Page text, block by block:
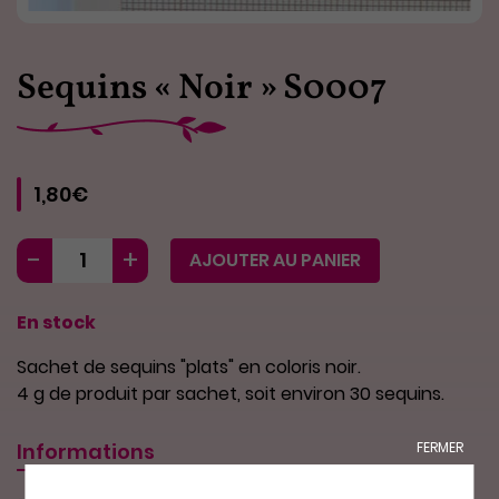
FERMER
Sequins « Noir » S0007
1,80€
AJOUTER AU PANIER
En stock
Sachet de sequins "plats" en coloris noir.
4 g de produit par sachet, soit environ 30 sequins.
Informations